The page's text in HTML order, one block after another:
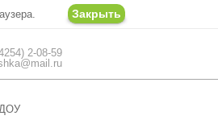
Закрыть
2-08-59